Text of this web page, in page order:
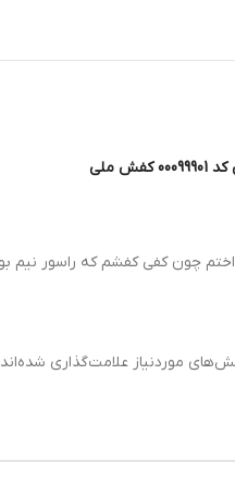
ملی
موردنیاز علامت‌گذاری